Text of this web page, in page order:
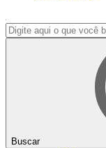
Buscar